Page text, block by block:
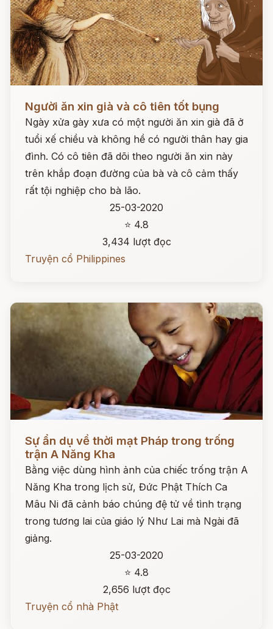
Người ăn xin già và cô tiên tốt bụng
Ngày xửa gày xưa có một người ăn xin già đã ở
tuổi xế chiều và không hề có người thân hay gia
đình. Có cô tiên đã dõi theo người ăn xin này
trên khắp đoạn đường của bà và cô cảm thấy
rất tội nghiệp cho bà lão.
25-03-2020
⭐ 4.8
3,434 lượt đọc
Truyện cổ Philippines
Đọc ngay
Sự ẩn dụ về thời mạt Pháp trong trống
trận A Năng Kha
Bằng việc dùng hình ảnh của chiếc trống trận A
Năng Kha trong lịch sử, Đức Phật Thích Ca
Mâu Ni đã cảnh báo chúng đệ tử về tình trạng
trong tương lai của giáo lý Như Lai mà Ngài đã
giảng.
25-03-2020
⭐ 4.8
2,656 lượt đọc
Truyện cổ nhà Phật